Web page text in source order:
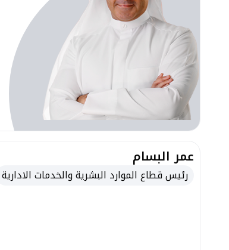
عمر البسام
رئيس قطاع الموارد البشرية والخدمات الادارية